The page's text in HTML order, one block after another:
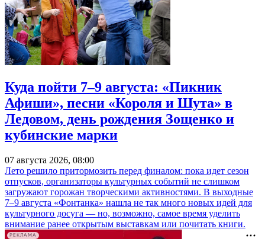
Куда пойти 7–9 августа: «Пикник
Афиши», песни «Короля и Шута» в
Ледовом, день рождения Зощенко и
кубинские марки
07 августа 2026, 08:00
Лето решило притормозить перед финалом: пока идет сезон
отпусков, организаторы культурных событий не слишком
загружают горожан творческими активностями. В выходные
7–9 августа «Фонтанка» нашла не так много новых идей для
культурного досуга — но, возможно, самое время уделить
внимание ранее открытым выставкам или почитать книги.
РЕКЛАМА